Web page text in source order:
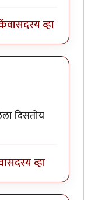
सदस्य व्हा
दिसतोय
सदस्य व्हा